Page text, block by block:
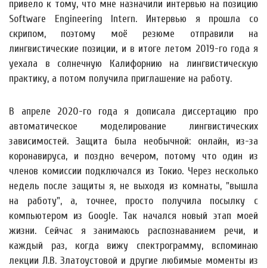
привело к тому, что мне назначили интервью на позицию
Software Engineering Intern. Интервью я прошла со
скрипом, поэтому моё резюме отправили на
лингвистические позиции, и в итоге летом 2019-го года я
уехала в солнечную Калифорнию на лингвистическую
практику, а потом получила приглашение на работу.
В апреле 2020-го года я дописала диссертацию про
автоматическое моделирование лингвистических
зависимостей. Защита была необычной: онлайн, из-за
коронавируса, и поздно вечером, потому что один из
членов комиссии подключался из Токио. Через несколько
недель после защиты я, не выходя из комнаты, "вышла
на работу", а, точнее, просто получила посылку с
компьютером из Google. Так начался новый этап моей
жизни. Сейчас я занимаюсь распознаванием речи, и
каждый раз, когда вижу спектрограмму, вспоминаю
лекции Л.В. Златоустовой и другие любимые моменты из